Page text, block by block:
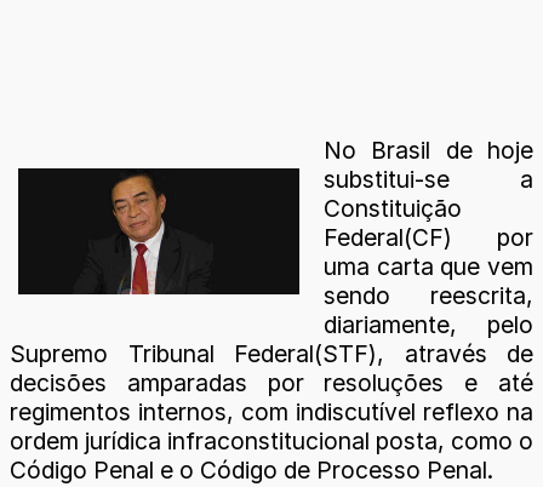
No Brasil de hoje
substitui-se a
Constituição
Federal(CF) por
uma carta que vem
sendo reescrita,
diariamente, pelo
Supremo Tribunal Federal(STF), através de
decisões amparadas por resoluções e até
regimentos internos, com indiscutível reflexo na
ordem jurídica infraconstitucional posta, como o
Código Penal e o Código de Processo Penal.